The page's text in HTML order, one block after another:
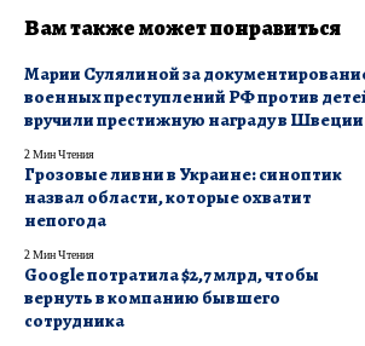
Вам также может понравиться
Марии Сулялиной за
военных преступлений РФ против
вручили престижную награду в Швеции
2 Мин Чтения
Грозовые ливни в Украине: синоптик
назвал области, которые охватит
непогода
2 Мин Чтения
Google потратила $2,7 млрд, чтобы
вернуть в компанию бывшего
сотрудника